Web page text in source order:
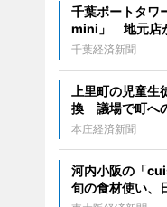
千葉ポートタワ
mini」 地元店
千葉経済新聞
上里町の児童
換 議場で町へ
本庄経済新聞
河内小阪の「
旬の食材使い、